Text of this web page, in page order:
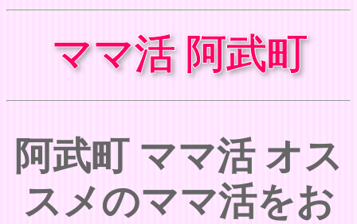
ママ活 阿武町
阿武町 ママ活 オス
スメのママ活をお